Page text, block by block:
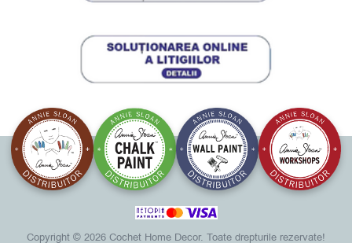
Copyright © 2026 Cochet Home Decor. Toate drepturile rezervate!